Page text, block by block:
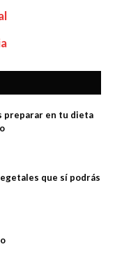
preparar en tu dieta
que sí podrás